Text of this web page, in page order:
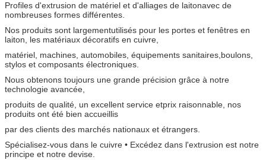
Profiles d'extrusion de matériel et d'alliages de laitonavec de
nombreuses formes différentes.
Nos produits sont largementutilisés pour les portes et fenêtres en
laiton, les matériaux décoratifs en cuivre,
matériel, machines, automobiles, équipements sanitaires, boulons,
stylos et composants électroniques.
Nous obtenons toujours une grande précision grâce à notre
technologie avancée,
produits de qualité, un excellent service etprix raisonnable, nos
produits ont été bien accueillis
par des clients des marchés nationaux et étrangers.
Spécialisez-vous dans le cuivre • Excédez dans l'extrusion est notre
principe et notre devise.